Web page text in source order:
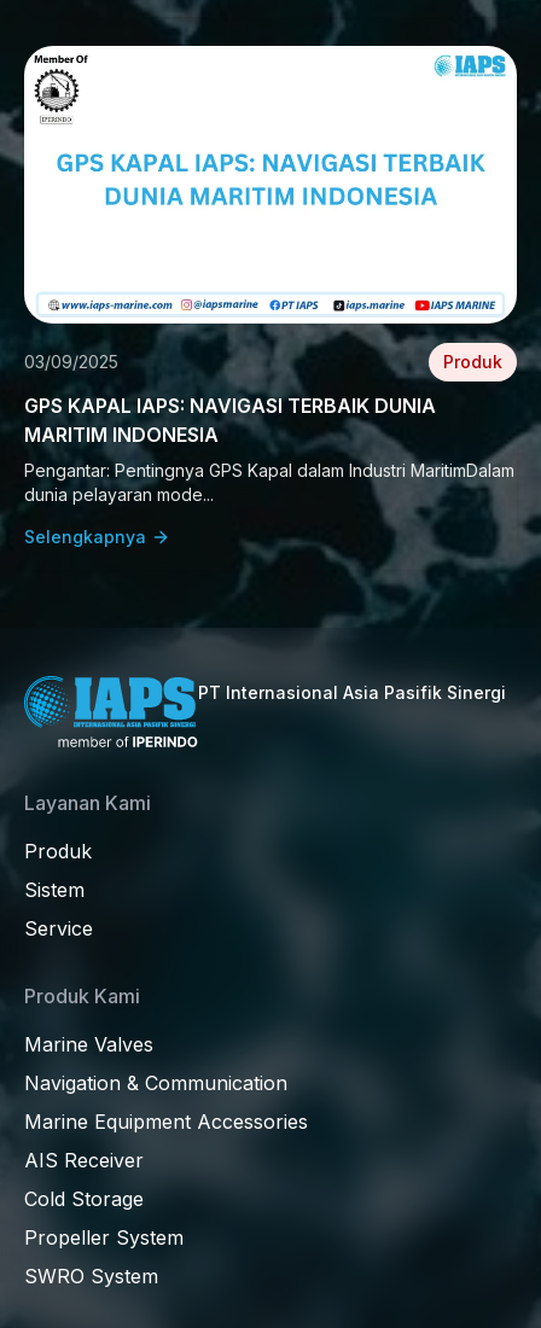
03/09/2025 Produk
GPS KAPAL IAPS: NAVIGASI TERBAIK DUNIA
MARITIM INDONESIA
Pengantar: Pentingnya GPS Kapal dalam Industri MaritimDalam
dunia pelayaran mode...
Selengkapnya
PT Internasional Asia Pasifik Sinergi
Layanan Kami
Produk
Sistem
Service
Produk Kami
Marine Valves
Navigation & Communication
Marine Equipment Accessories
AIS Receiver
Cold Storage
Propeller System
SWRO System